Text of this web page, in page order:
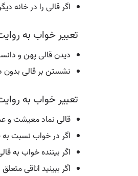
اگر قالی را در خانه
تعبیر خواب به
دیدن قالی پهن و
نشستن بر قالی بدون
تعبیر خواب به
قالی نماد معیشت و
اگر در خواب نسبت
اگر بیننده خواب به
اگر ببینید اتاقی